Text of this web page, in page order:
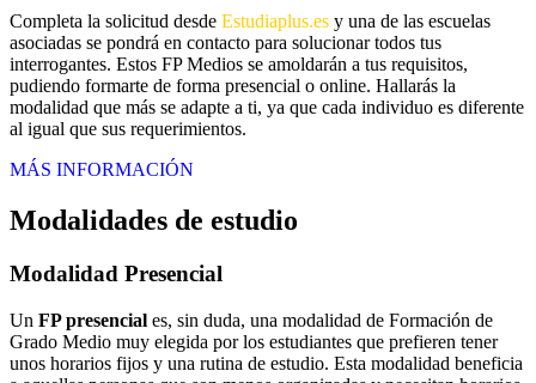
Completa la solicitud desde Estudiaplus.es y una de las escuelas
asociadas se pondrá en contacto para solucionar todos tus
interrogantes. Estos FP Medios se amoldarán a tus requisitos,
pudiendo formarte de forma presencial o online. Hallarás la
modalidad que más se adapte a ti, ya que cada individuo es diferente
al igual que sus requerimientos.
MÁS INFORMACIÓN
Modalidades de estudio
Modalidad Presencial
Un FP presencial es, sin duda, una modalidad de Formación de
Grado Medio muy elegida por los estudiantes que prefieren tener
unos horarios fijos y una rutina de estudio. Esta modalidad beneficia